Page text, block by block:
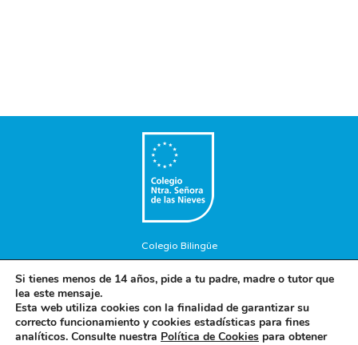
Colegio Bilingüe
los Derechos Reservados.
Aviso Legal
Si tienes menos de 14 años, pide a tu padre, madre o tutor que
lea este mensaje.
Esta web utiliza cookies con la finalidad de garantizar su
correcto funcionamiento y cookies estadísticas para fines
analíticos. Consulte nuestra Política de Cookies para obtener